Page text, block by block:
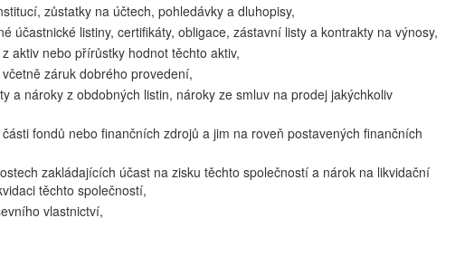
zůstatky na účtech, pohledávky a dluhopisy,
účastnické listiny, certifikáty, obligace, zástavní listy a kontrakty na výnosy,
aktiv nebo přírůstky hodnot těchto aktiv,
záruk dobrého provedení,
a nároky z obdobných listin, nároky ze smluv na prodej jakýchkoliv
fondů nebo finančních zdrojů a jim na roveň postavených finančních
zakládajících účast na zisku těchto společností a nárok na likvidační
těchto společností,
vlastnictví,